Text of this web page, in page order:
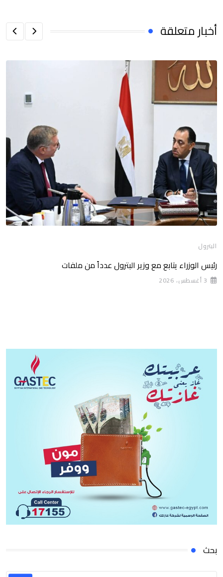
أخبار متعلقة
البترول
رئيس الوزراء يتابع مع وزير البترول عدداً من ملفات
3 أغسطس، 2026
بحث